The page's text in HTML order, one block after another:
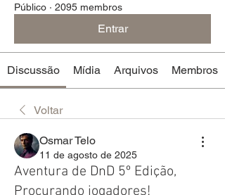
Público · 2095 membros
Entrar
Discussão Mídia Arquivos Membros
Voltar
Osmar Telo
11 de agosto de 2025
Aventura de DnD 5º Edição,
Procurando jogadores!